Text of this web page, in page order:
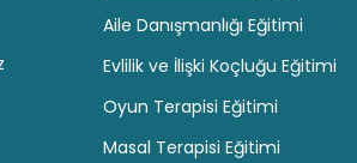
Aile Danışmanlığı Eğitimi
Evlilik ve İlişki Koçluğu Eğitimi
Oyun Terapisi Eğitimi
Masal Terapisi Eğitimi